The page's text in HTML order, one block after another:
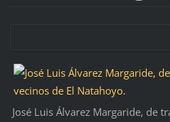
José Luis Álvarez Margaride, de